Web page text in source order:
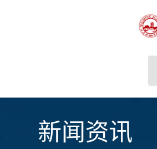
新闻资讯